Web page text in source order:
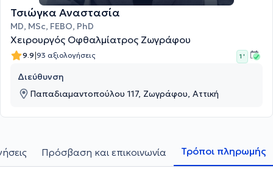
Τσιώγκα Αναστασία
MD, MSc, FEBO, PhD
Χειρουργός Οφθαλμίατρος Ζωγράφου
9.9|93 αξιολογήσεις 1 '
Διεύθυνση
Παπαδιαμαντοπούλου 117, Ζωγράφου, Αττική
Πρόσβαση και επικοινωνία Τρόποι πληρωμής